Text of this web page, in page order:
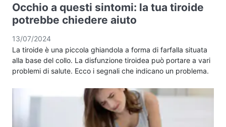
Occhio a questi sintomi: la tua tiroide
potrebbe chiedere aiuto
13/07/2024
La tiroide è una piccola ghiandola a forma di farfalla situata
alla base del collo. La disfunzione tiroidea può portare a vari
problemi di salute. Ecco i segnali che indicano un problema.